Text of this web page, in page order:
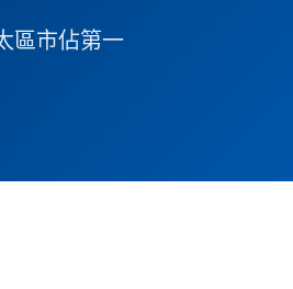
區市佔第一